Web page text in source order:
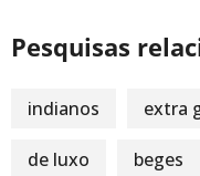
Pesquisas
indianos extra
de luxo beges